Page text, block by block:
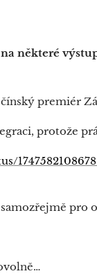
některé
premiér
protože
samozřejmě